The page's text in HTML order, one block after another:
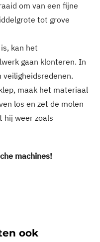
om van een fijne
tot grove
kan het
gaan klonteren. In
maak het materiaal
los en zet de molen
hij weer zoals
machines!